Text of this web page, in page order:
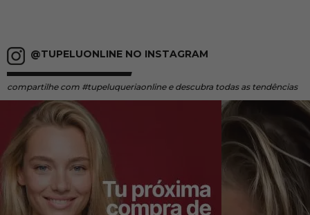
@TUPELUONLINE NO INSTAGRAM
compartilhe com #tupeluqueriaonline e descubra todas as tendências